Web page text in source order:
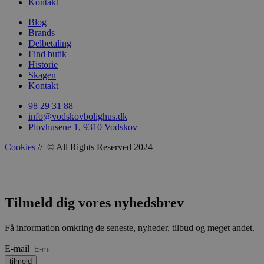
Kontakt
Blog
Brands
Delbetaling
Find butik
Historie
Skagen
Kontakt
98 29 31 88
info@vodskovbolighus.dk
Plovhusene 1, 9310 Vodskov
Cookies // © All Rights Reserved 2024
Tilmeld dig vores nyhedsbrev
Få information omkring de seneste, nyheder, tilbud og meget andet.
E-mail
tilmeld
woocommerce_cart_hash
woocommerce_items_in_cart
wp_woocommerce_session_[abcdef0123456789]
{32}